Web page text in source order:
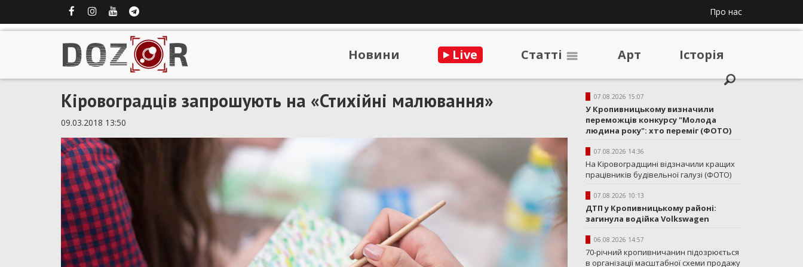
Про нас
Новини Live Статтi Арт Iсторiя
Кіровоградців запрошують на «Стихійні малювання»
09.03.2018 13:50
07.08.2026 15:07
У Кропивницькому визначили
переможців конкурсу "Молода
людина року": хто переміг (ФОТО)
07.08.2026 14:36
На Кіровоградщині відзначили кращих
працівників будівельної галузі (ФОТО)
07.08.2026 10:13
ДТП у Кропивницькому районі:
загинула водійка Volkswagen
06.08.2026 14:57
70-річний кропивничанин підозрюється
в організації масштабної схеми продажу